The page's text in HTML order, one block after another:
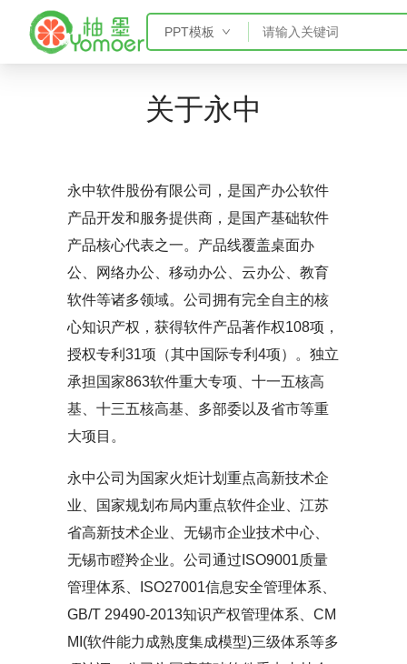
PPT模板
Word模板
关于永中
永中软件股份有限公司，是国产办公软件
产品开发和服务提供商，是国产基础软件
产品核心代表之一。产品线覆盖桌面办
公、网络办公、移动办公、云办公、教育
软件等诸多领域。公司拥有完全自主的核
心知识产权，获得软件产品著作权108项，
授权专利31项（其中国际专利4项）。独立
承担国家863软件重大专项、十一五核高
基、十三五核高基、多部委以及省市等重
大项目。
永中公司为国家火炬计划重点高新技术企
业、国家规划布局内重点软件企业、江苏
省高新技术企业、无锡市企业技术中心、
无锡市瞪羚企业。公司通过ISO9001质量
管理体系、ISO27001信息安全管理体系、
GB/T 29490-2013知识产权管理体系、CM
MI(软件能力成熟度集成模型)三级体系等多